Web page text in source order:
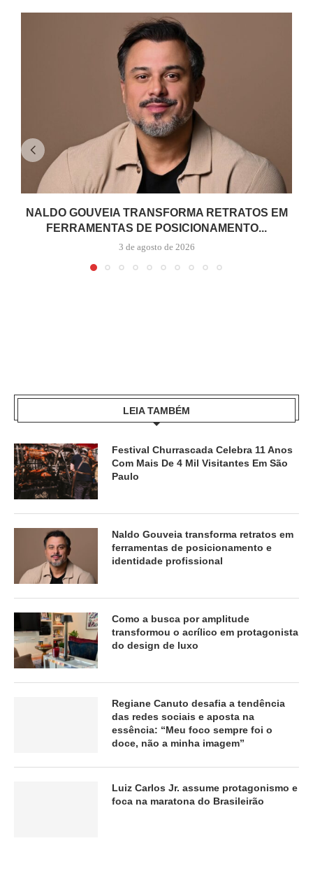
NALDO GOUVEIA TRANSFORMA RETRATOS EM
FERRAMENTAS DE POSICIONAMENTO...
3 de agosto de 2026
LEIA TAMBÉM
Festival Churrascada Celebra 11 Anos
Com Mais De 4 Mil Visitantes Em São
Paulo
Naldo Gouveia transforma retratos em
ferramentas de posicionamento e
identidade profissional
Como a busca por amplitude
transformou o acrílico em protagonista
do design de luxo
Regiane Canuto desafia a tendência
das redes sociais e aposta na
essência: “Meu foco sempre foi o
doce, não a minha imagem”
Luiz Carlos Jr. assume protagonismo e
foca na maratona do Brasileirão